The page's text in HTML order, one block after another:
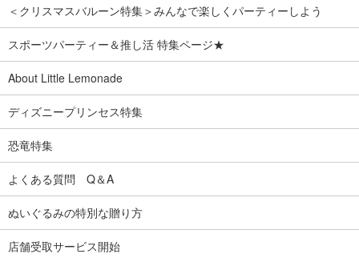
＜クリスマスバルーン特集＞みんなで楽しくパーティーしよう
スポーツパーティー＆推し活 特集ページ★
About Little Lemonade
ディズニープリンセス特集
恐竜特集
よくある質問 Q＆A
ぬいぐるみの特別な贈り方
店舗受取サービス開始